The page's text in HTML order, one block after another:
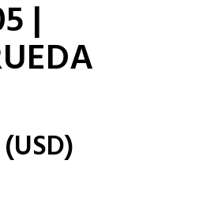
|
(USD)